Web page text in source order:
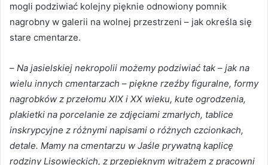
mogli podziwiać kolejny pięknie odnowiony pomnik
nagrobny w galerii na wolnej przestrzeni – jak określa się
stare cmentarze.
– Na jasielskiej nekropolii możemy podziwiać tak – jak na
wielu innych cmentarzach – piękne rzeźby figuralne, formy
nagrobków z przełomu XIX i XX wieku, kute ogrodzenia,
plakietki na porcelanie ze zdjęciami zmarłych, tablice
inskrypcyjne z różnymi napisami o różnych czcionkach,
detale. Mamy na cmentarzu w Jaśle prywatną kaplicę
rodziny Lisowieckich, z przepięknym witrażem z pracowni